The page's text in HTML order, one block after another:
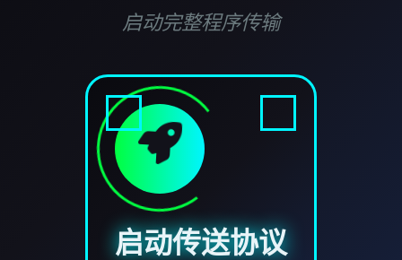
启动完整程序传输
启动传送协议